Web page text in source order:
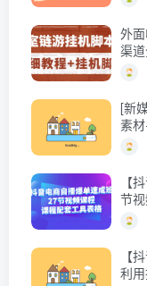
外
渠
[新
素
【
节
【
利